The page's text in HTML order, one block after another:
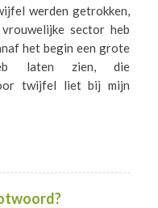
werden getrokken,
sector heb
het begin een grote
heb laten zien, die
twijfel liet bij mijn